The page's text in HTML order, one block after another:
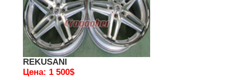
REKUSANI
Цена: 1 500$